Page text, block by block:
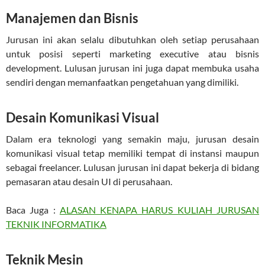
Manajemen dan Bisnis
Jurusan ini akan selalu dibutuhkan oleh setiap perusahaan
untuk posisi seperti marketing executive atau bisnis
development. Lulusan jurusan ini juga dapat membuka usaha
sendiri dengan memanfaatkan pengetahuan yang dimiliki.
Desain Komunikasi Visual
Dalam era teknologi yang semakin maju, jurusan desain
komunikasi visual tetap memiliki tempat di instansi maupun
sebagai freelancer. Lulusan jurusan ini dapat bekerja di bidang
pemasaran atau desain UI di perusahaan.
Baca Juga : ALASAN KENAPA HARUS KULIAH JURUSAN
TEKNIK INFORMATIKA
Teknik Mesin